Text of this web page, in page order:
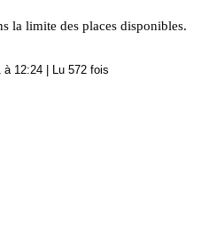
la limite des places disponibles.
à 12:24 | Lu 572 fois